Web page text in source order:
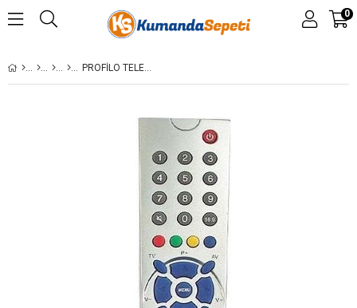
0
PROFILO TELEFUNKEN KISA PT-90 SIEMENS PL KUMANDA